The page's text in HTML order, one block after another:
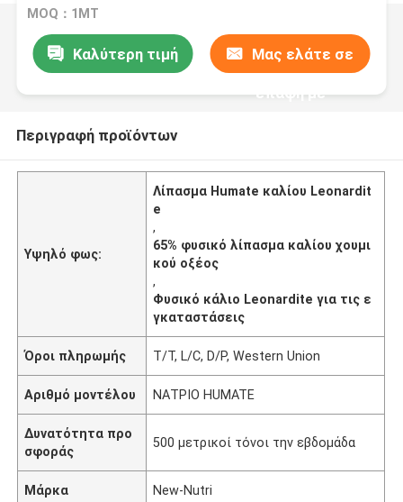
MOQ：1MT
Καλύτερη τιμή Μας ελάτε σε
επαφή με
Περιγραφή προϊόντων
Υψηλό φως:
Λίπασμα Humate καλίου Leonardit
e
,
65% φυσικό λίπασμα καλίου χουμι
κού οξέος
,
Φυσικό κάλιο Leonardite για τις ε
γκαταστάσεις
Όροι πληρωμής T/T, L/C, D/P, Western Union
Αριθμό μοντέλου ΝΑΤΡΙΟ HUMATE
Δυνατότητα προ
σφοράς
500 μετρικοί τόνοι την εβδομάδα
Μάρκα New-Nutri